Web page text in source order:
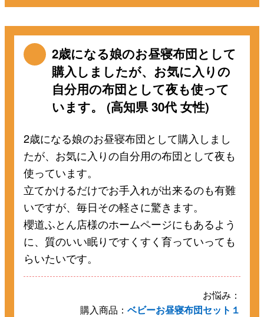
2歳になる娘のお昼寝布団として
購入しましたが、お気に入りの
自分用の布団として夜も使って
います。 (高知県 30代 女性)
2歳になる娘のお昼寝布団として購入しまし
たが、お気に入りの自分用の布団として夜も
使っています。
立てかけるだけでお手入れが出来るのも有難
いですが、毎日その軽さに驚きます。
櫻道ふとん店様のホームページにもあるよう
に、質のいい眠りですくすく育っていっても
らいたいです。
お悩み：
購入商品： ベビーお昼寝布団セット１